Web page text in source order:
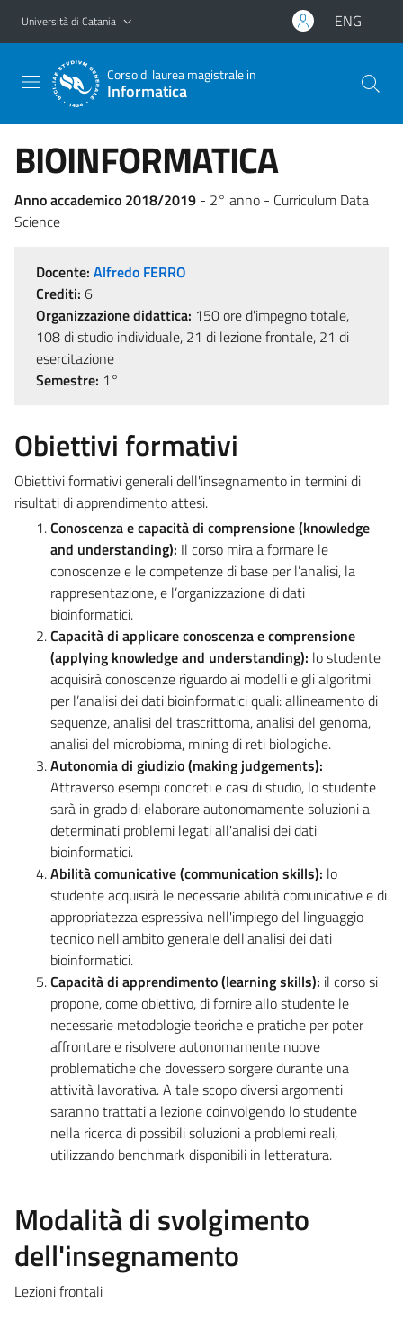
Vai al contenuto principale
Vai al menu di navigazione
Università di Catania ENG
Corso di laurea magistrale in
Informatica
BIOINFORMATICA
Anno accademico 2018/2019 - 2° anno - Curriculum Data
Science
Docente: Alfredo FERRO
Crediti: 6
Organizzazione didattica: 150 ore d'impegno totale,
108 di studio individuale, 21 di lezione frontale, 21 di
esercitazione
Semestre: 1°
Obiettivi formativi
Obiettivi formativi generali dell'insegnamento in termini di
risultati di apprendimento attesi.
Conoscenza e capacità di comprensione (knowledge
and understanding): Il corso mira a formare le
conoscenze e le competenze di base per l’analisi, la
rappresentazione, e l’organizzazione di dati
bioinformatici.
Capacità di applicare conoscenza e comprensione
(applying knowledge and understanding): lo studente
acquisirà conoscenze riguardo ai modelli e gli algoritmi
per l’analisi dei dati bioinformatici quali: allineamento di
sequenze, analisi del trascrittoma, analisi del genoma,
analisi del microbioma, mining di reti biologiche.
Autonomia di giudizio (making judgements):
Attraverso esempi concreti e casi di studio, lo studente
sarà in grado di elaborare autonomamente soluzioni a
determinati problemi legati all'analisi dei dati
bioinformatici.
Abilità comunicative (communication skills): lo
studente acquisirà le necessarie abilità comunicative e di
appropriatezza espressiva nell'impiego del linguaggio
tecnico nell'ambito generale dell'analisi dei dati
bioinformatici.
Capacità di apprendimento (learning skills): il corso si
propone, come obiettivo, di fornire allo studente le
necessarie metodologie teoriche e pratiche per poter
affrontare e risolvere autonomamente nuove
problematiche che dovessero sorgere durante una
attività lavorativa. A tale scopo diversi argomenti
saranno trattati a lezione coinvolgendo lo studente
nella ricerca di possibili soluzioni a problemi reali,
utilizzando benchmark disponibili in letteratura.
Modalità di svolgimento
dell'insegnamento
Lezioni frontali